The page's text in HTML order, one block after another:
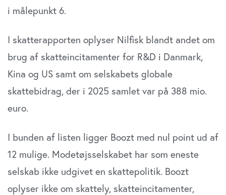
i målepunkt 6.
I skatterapporten oplyser Nilfisk blandt andet om
brug af skatteincitamenter for R&D i Danmark,
Kina og US samt om selskabets globale
skattebidrag, der i 2025 samlet var på 388 mio.
euro.
I bunden af listen ligger Boozt med nul point ud af
12 mulige. Modetøjsselskabet har som eneste
selskab ikke udgivet en skattepolitik. Boozt
oplyser ikke om skattely, skatteincitamenter,